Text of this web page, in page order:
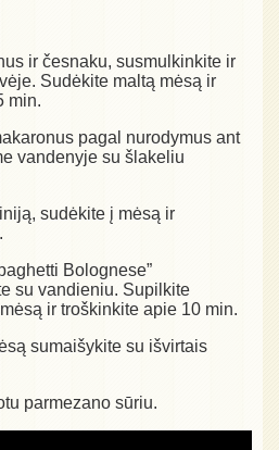
ir česnaku, susmulkinkite ir
Sudėkite maltą mėsą ir
min.
pagal nurodymus ant
vandenyje su šlakeliu
sudėkite į mėsą ir
Bolognese”
su vandieniu. Supilkite
ir troškinkite apie 10 min.
sumaišykite su išvirtais
parmezano sūriu.